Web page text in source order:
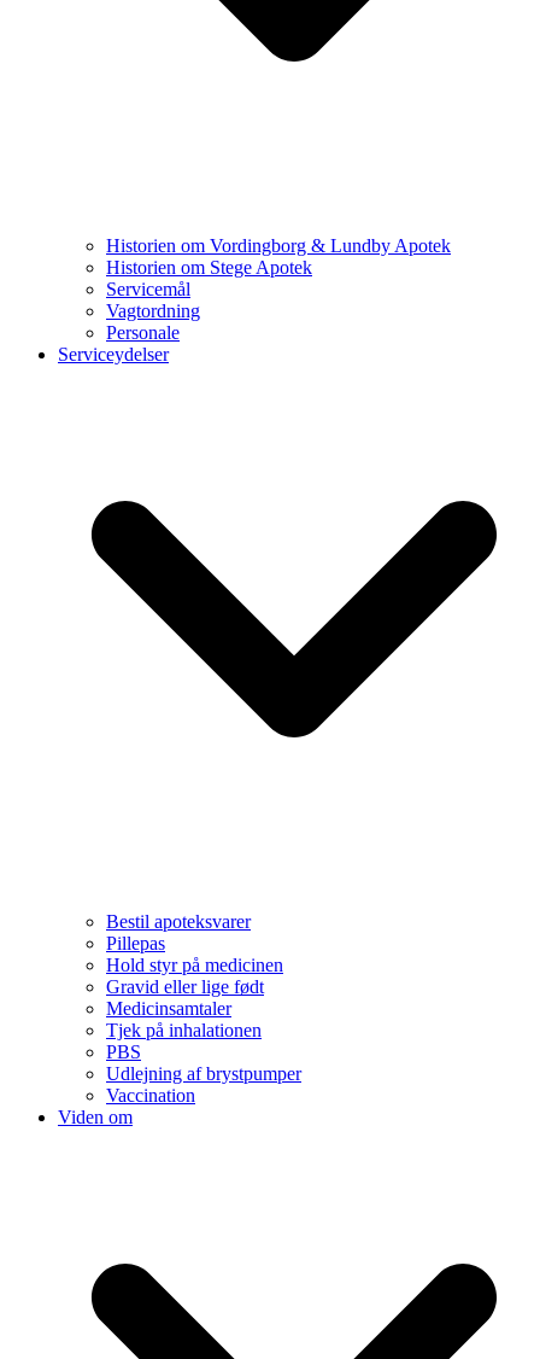
Historien om Vordingborg & Lundby Apotek
Historien om Stege Apotek
Servicemål
Vagtordning
Personale
Serviceydelser
Bestil apoteksvarer
Pillepas
Hold styr på medicinen
Gravid eller lige født
Medicinsamtaler
Tjek på inhalationen
PBS
Udlejning af brystpumper
Vaccination
Viden om